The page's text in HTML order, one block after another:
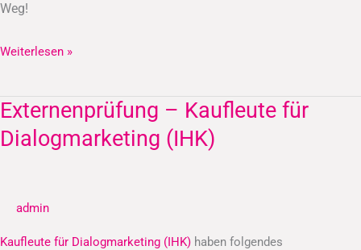
Weg!
Weiterlesen »
Externenprüfung – Kaufleute für
Dialogmarketing (IHK)
admin
Kaufleute für Dialogmarketing (IHK) haben folgendes
Externenprüfung
–
Kaufleute
(IHK)